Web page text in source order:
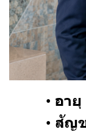
อายุ
สัญ